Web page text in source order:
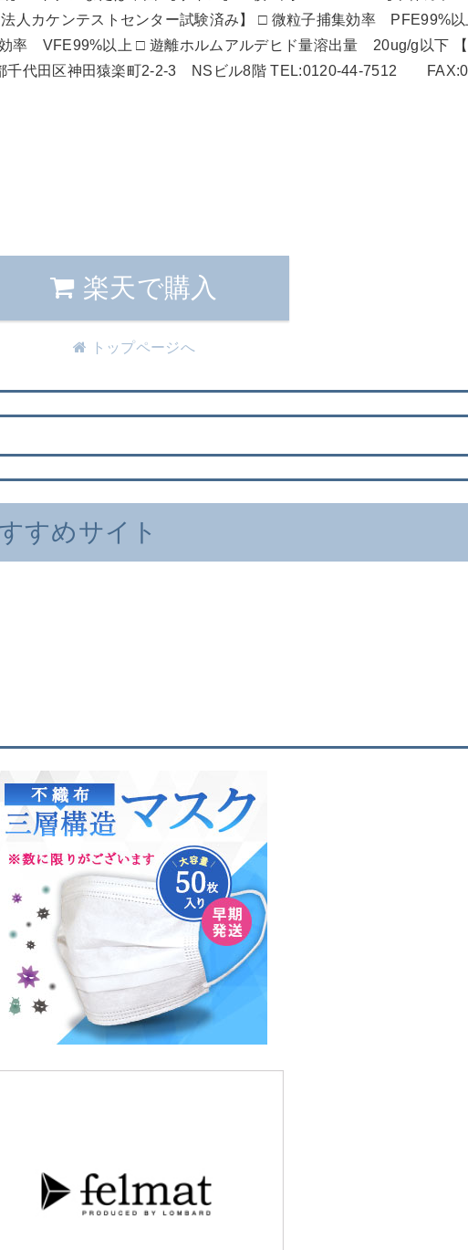
人カケンテストセンター試験済み】 □ 微粒子捕集効率 PFE99%
率 VFE99%以上 □ 遊離ホルムアルデヒド量溶出量 20ug/g以下
千代田区神田猿楽町2-2-3 NSビル8階 TEL:0120-44-7512
楽天で購入
トップページへ
すめサイト